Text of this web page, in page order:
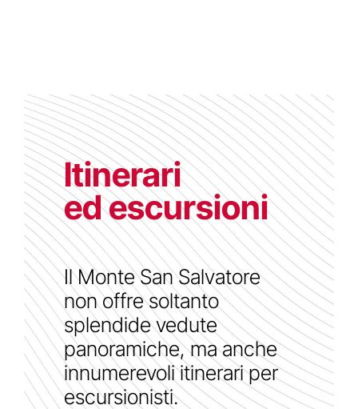
Itinerari
ed escursioni
Il Monte San Salvatore
non offre soltanto
splendide vedute
panoramiche, ma anche
innumerevoli itinerari per
escursionisti.